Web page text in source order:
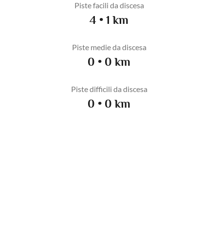
Piste facili da discesa
4 • 1 km
Piste medie da discesa
0 • 0 km
Piste difficili da discesa
0 • 0 km